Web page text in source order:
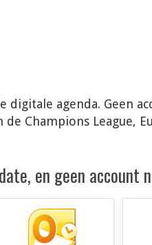
agenda. Geen
Champions League,
en geen account